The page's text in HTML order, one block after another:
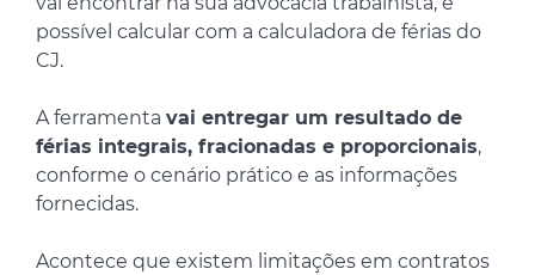
possível calcular com a calculadora de férias do
CJ.
A ferramenta vai entregar um resultado de
férias integrais, fracionadas e proporcionais,
conforme o cenário prático e as informações
fornecidas.
Acontece que existem limitações em contratos